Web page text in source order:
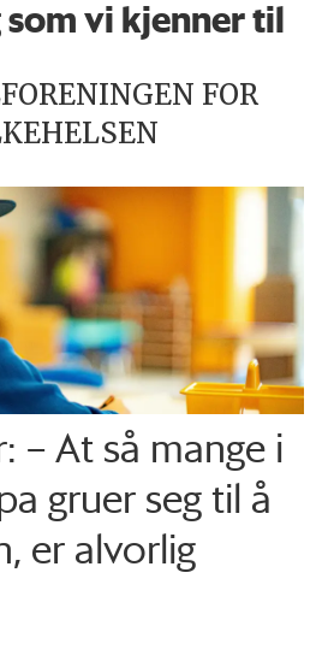
vi kjenner til
FOR
– At så mange i
gruer seg til å
er alvorlig